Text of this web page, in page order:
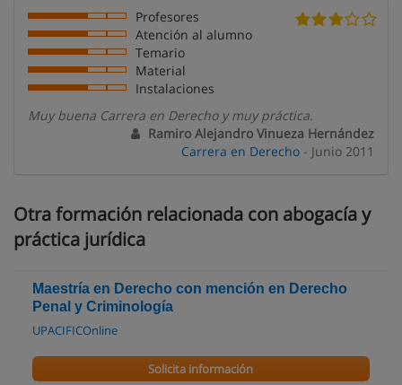
Profesores
Atención al alumno
Temario
Material
Instalaciones
Muy buena Carrera en Derecho y muy práctica.
Ramiro Alejandro Vinueza Hernández
Carrera en Derecho - Junio 2011
Otra formación relacionada con abogacía y
práctica jurídica
Maestría en Derecho con mención en Derecho
Penal y Criminología
UPACIFICOnline
Solicita información